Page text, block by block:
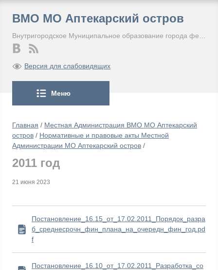
ВМО МО Аптекарский остров
Версия для слабовидящих
Меню
Главная / Местная Администрация ВМО МО Аптекарский
остров / Нормативные и правовые акты Местной
Администрации МО Аптекарский остров /
2011 год
21 июня 2023
Постановление_16.15_от_17.02.2011_Порядок_разра
б_среднесрочн_фин_плана_на_очередн_фин_год.pd
f
Постановление_16.10_от_17.02.2011_Разработка_со